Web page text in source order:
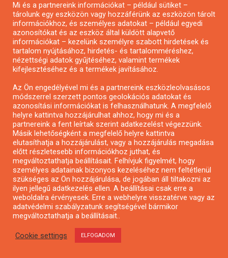
Alapszabályként minden kiválasztott jelentkező
legfeljebb 260 euró értékű utazási igazolványra
jogosult. Az utazási igazolvánnyal kizárólag
másodosztályon lehet utazni.
magasabb lehet:
azoknak a kiválasztott jelentkezőknek az esetében,
akik az EU legkülső régióinak valamelyikéből
(Guadeloupe, Francia Guyana, Martinique, Réunion,
Mayotte, Saint-Martin, Madeira, Azori-szigetek,
Kanári-szigetek) utaznak a kontinensre. Miután
megérkeztek a kontinensre, az alapszabály
alkalmazandó rájuk is;
a fent említett legkülső régiókban élő kiválasztott
jelentkezők esetében, akiknek repülőgépre kell
szállniuk ahhoz, hogy eljuthassanak az európai
Mi és a partnereink információkat – például sütiket –
tárolunk egy eszközön vagy hozzáférünk az eszközön tárolt
információkhoz, és személyes adatokat – például egyedi
azonosítókat és az eszköz által küldött alapvető
információkat – kezelünk személyre szabott hirdetések és
tartalom nyújtásához, hirdetés- és tartalomméréshez,
nézettségi adatok gyűjtéséhez, valamint termékek
kifejlesztéséhez és a termékek javításához.
Az Ön engedélyével mi és a partnereink eszközleolvasásos
módszerrel szerzett pontos geolokációs adatokat és
azonosítási információkat is felhasználhatunk. A megfelelő
helyre kattintva hozzájárulhat ahhoz, hogy mi és a
partnereink a fent leírtak szerint adatkezelést végezzünk.
Másik lehetőségként a megfelelő helyre kattintva
elutasíthatja a hozzájárulást, vagy a hozzájárulás megadása
előtt részletesebb információkhoz juthat, és
megváltoztathatja beállításait. Felhívjuk figyelmét, hogy
személyes adatainak bizonyos kezeléséhez nem feltétlenül
szükséges az Ön hozzájárulása, de jogában áll tiltakozni az
ilyen jellegű adatkezelés ellen. A beállításai csak erre a
weboldalra érvényesek. Erre a webhelyre visszatérve vagy az
adatvédelmi szabályzatunk segítségével bármikor
megváltoztathatja a beállításait..
Cookie settings ELFOGADOM